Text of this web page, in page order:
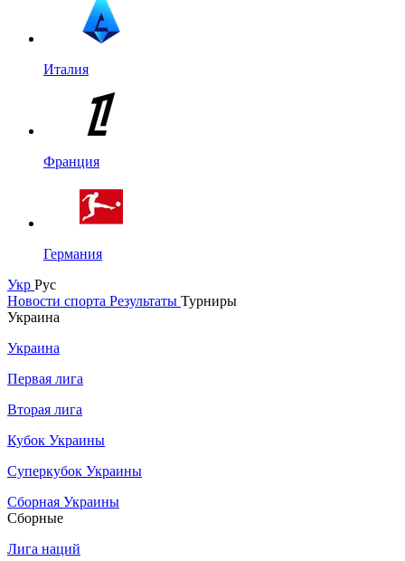
Италия
Франция
Германия
Укр Рус
Новости спорта Результаты Турниры
Украина
Украина
Первая лига
Вторая лига
Кубок Украины
Суперкубок Украины
Сборная Украины
Сборные
Лига наций